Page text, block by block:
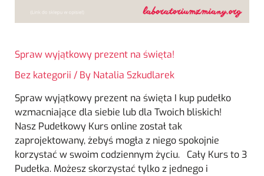
Spraw wyjątkowy prezent na święta!
Bez kategorii / By Natalia Szkudlarek
Spraw wyjątkowy prezent na święta I kup pudełko
wzmacniające dla siebie lub dla Twoich bliskich!
Nasz Pudełkowy Kurs online został tak
zaprojektowany, żebyś mogła z niego spokojnie
korzystać w swoim codziennym życiu. Cały Kurs to 3
Pudełka. Możesz skorzystać tylko z jednego i